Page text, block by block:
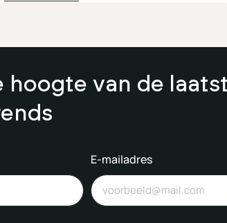
hoogte van de
E-mailadres